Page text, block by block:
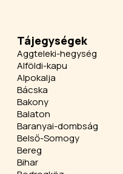
Tájegységek
Aggteleki-hegység
Alföldi-kapu
Alpokalja
Bácska
Bakony
Balaton
Baranyai-dombság
Belső-Somogy
Bereg
Bihar